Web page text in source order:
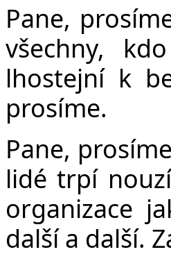
Pane,
všechny,
lhostejní k
prosíme.
Pane,
lidé trpí
organizace
další a další.